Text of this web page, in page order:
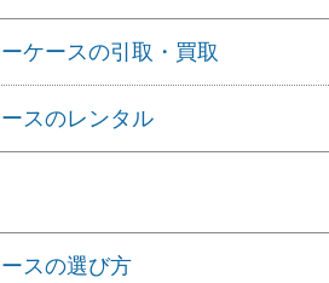
ケースの引取・買取
スのレンタル
スの選び方